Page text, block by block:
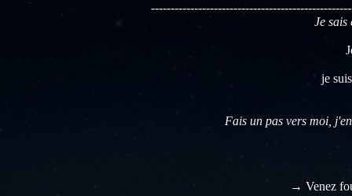
Je sais
je
Fais un pas vers moi,
→ Venez